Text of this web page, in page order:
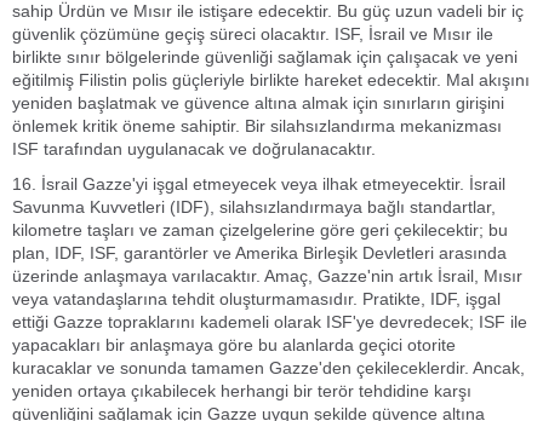
sahip Ürdün ve Mısır ile istişare edecektir. Bu güç uzun vadeli bir iç
güvenlik çözümüne geçiş süreci olacaktır. ISF, İsrail ve Mısır ile
birlikte sınır bölgelerinde güvenliği sağlamak için çalışacak ve yeni
eğitilmiş Filistin polis güçleriyle birlikte hareket edecektir. Mal akışını
yeniden başlatmak ve güvence altına almak için sınırların girişini
önlemek kritik öneme sahiptir. Bir silahsızlandırma mekanizması
ISF tarafından uygulanacak ve doğrulanacaktır.
16. İsrail Gazze'yi işgal etmeyecek veya ilhak etmeyecektir. İsrail
Savunma Kuvvetleri (IDF), silahsızlandırmaya bağlı standartlar,
kilometre taşları ve zaman çizelgelerine göre geri çekilecektir; bu
plan, IDF, ISF, garantörler ve Amerika Birleşik Devletleri arasında
üzerinde anlaşmaya varılacaktır. Amaç, Gazze'nin artık İsrail, Mısır
veya vatandaşlarına tehdit oluşturmamasıdır. Pratikte, IDF, işgal
ettiği Gazze topraklarını kademeli olarak ISF'ye devredecek; ISF ile
yapacakları bir anlaşmaya göre bu alanlarda geçici otorite
kuracaklar ve sonunda tamamen Gazze'den çekileceklerdir. Ancak,
yeniden ortaya çıkabilecek herhangi bir terör tehdidine karşı
güvenliğini sağlamak için Gazze uygun şekilde güvence altına